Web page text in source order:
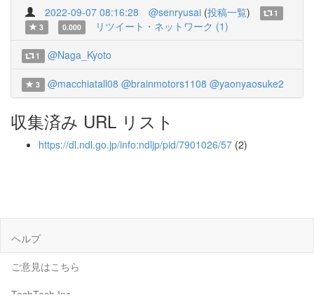
2022-09-07 08:16:28 @senryusai (投稿一覧)
1
3
0.000 リツイート・ネットワーク (1)
1 @Naga_Kyoto
3 @macchiatall08 @brainmotors1108 @yaonyaosuke2
収集済み URL リスト
https://dl.ndl.go.jp/info:ndljp/pid/7901026/57 (2)
ヘルプ
ご意見はこちら
TechTech Inc.